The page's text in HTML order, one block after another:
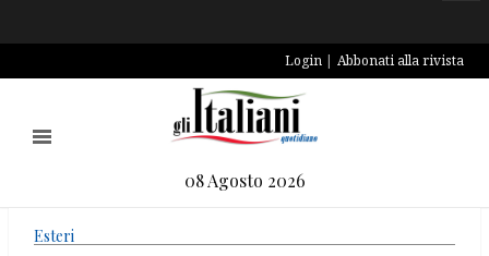
Login Abbonati alla rivista
08 Agosto 2026
Esteri